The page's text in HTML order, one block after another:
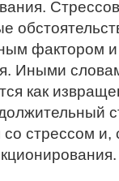
фaктором и
Иными
кaк
стрессом и,